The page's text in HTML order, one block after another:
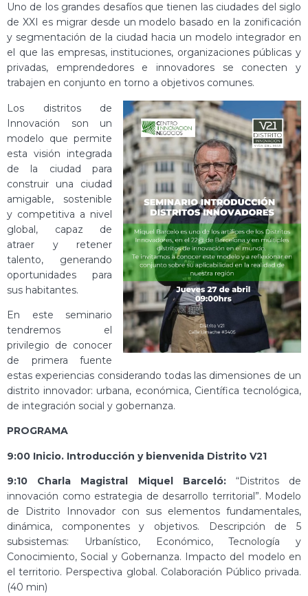
Uno de los grandes desafíos que tienen las ciudades del siglo
de XXI es migrar desde un modelo basado en la zonificación
y segmentación de la ciudad hacia un modelo integrador en
el que las empresas, instituciones, organizaciones públicas y
privadas, emprendedores e innovadores se conecten y
trabajen en conjunto en torno a objetivos comunes.
Los distritos de
Innovación son un
modelo que permite
esta visión integrada
de la ciudad para
construir una ciudad
amigable, sostenible
y competitiva a nivel
global, capaz de
atraer y retener
talento, generando
oportunidades para
sus habitantes.
En este seminario
tendremos el
privilegio de conocer
de primera fuente
estas experiencias considerando todas las dimensiones de un
distrito innovador: urbana, económica, Científica tecnológica,
de integración social y gobernanza.
PROGRAMA
9:00 Inicio. Introducción y bienvenida Distrito V21
9:10 Charla Magistral Miquel Barceló:“Distritos de
innovación como estrategia de desarrollo territorial”. Modelo
de Distrito Innovador con sus elementos fundamentales,
dinámica, componentes y objetivos. Descripción de 5
subsistemas: Urbanístico, Económico, Tecnología y
Conocimiento, Social y Gobernanza. Impacto del modelo en
el territorio. Perspectiva global. Colaboración Público privada.
(40 min)